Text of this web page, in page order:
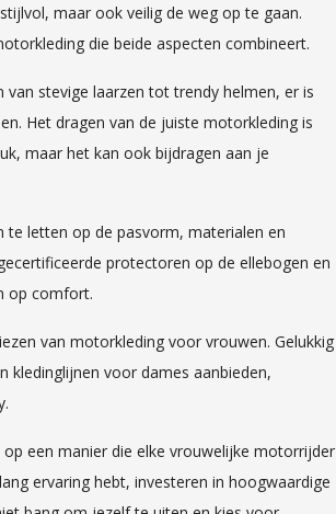
maar ook veilig de weg op te gaan.
die beide aspecten combineert.
stevige laarzen tot trendy helmen, er is
Het dragen van de juiste motorkleding is
maar het kan ook bijdragen aan je
letten op de pasvorm, materialen en
protectoren op de ellebogen en
op comfort.
van motorkleding voor vrouwen. Gelukkig
kledinglijnen voor dames aanbieden,
een manier die elke vrouwelijke motorrijder
ervaring hebt, investeren in hoogwaardige